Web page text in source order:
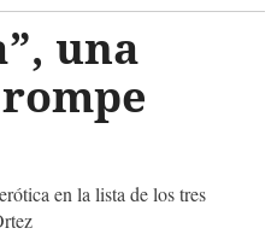
una
en la lista de los tres